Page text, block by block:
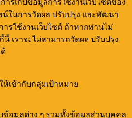
ารเก็บข้อมูลการใช้งานเว็บไซต์ของ
น์ในการวัดผล ปรับปรุง และพัฒนา
รใช้งานเว็บไซต์ ถ้าหากท่านไม่
นี้ เราจะไม่สามารถวัดผล ปรับปรุง
ห้เข้ากับกลุ่มเป้าหมาย
ข้อมูลต่าง ๆ รวมทั้งข้อมูลส่วนบุคคล